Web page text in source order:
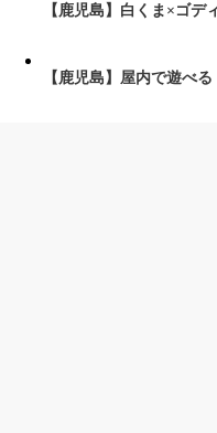
【鹿児島】白くま×ゴデ
【鹿児島】屋内で遊べ